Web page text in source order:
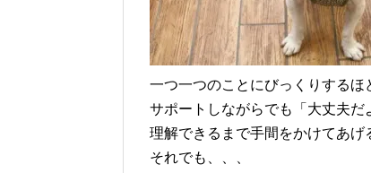
一つ一つのことにびっくりするほ
サポートしながらでも「大丈夫
理解できるまで手間をかけてあげ
それでも、、、